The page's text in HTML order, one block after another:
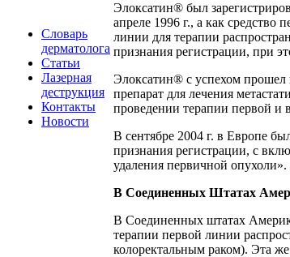
Словарь
дерматолога
Статьи
Лазерная
деструкция
Контакты
Новости
Элоксатин® был
апреле 1996 г., а как средство
линии для терапии
признания регистрации, при
Элоксатин® с успехом прошел
препарат для лечения
проведении терапии первой и
В сентябре 2004 г. в Европе
признания регистрации, с
удаления первичной опухоли».
В Соединенных Штатах
В Соединенных штатах
терапии первой линии
колоректальным раком). Эта